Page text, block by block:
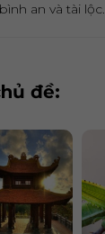
an và tài lộc.
đề: